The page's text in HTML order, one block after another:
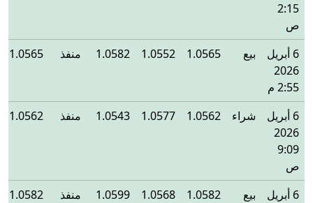
2:15
ص
6 أبريل
2026
2:55 م
بيع 1.0565
1.0552
1.0582 منفذ 1.0565
6 أبريل
2026
9:09
ص
شراء 1.0562
1.0577
1.0543 منفذ 1.0562
6 أبريل
بيع 1.0582
1.0568
1.0599 منفذ 1.0582